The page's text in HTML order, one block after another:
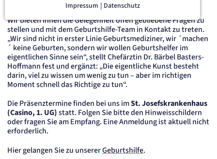
Wir bieten Ihnen die Gelegenheit offen gebliebene Fragen zu
stellen und mit dem Geburtshilfe-Team in Kontakt zu treten.
„Wir sind nicht in erster Linie Geburtsmediziner, wir ´machen
´ keine Geburten, sondern wir wollen Geburtshelfer im
eigentlichen Sinne sein“, stellt Chefärztin Dr. Bärbel Basters-
Hoffmann fest und ergänzt: „Die eigentliche Kunst besteht
darin, viel zu wissen um wenig zu tun – aber im richtigen
Moment schnell das Richtige zu tun“.
Die Präsenztermine finden bei uns imSt. Josefskrankenhaus
(Casino, 1. UG)statt. Folgen Sie bitte den Hinweisschildern
oder fragen Sie am Empfang. Eine Anmeldung ist aktuell nicht
erforderlich.
Hier gelangen Sie zu unsererGeburtshilfe.
NOTWENDIGE COOKIES
Notwendige Cookies ermöglichen
grundlegende Funktionen und sind für
die einwandfreie Funktion der Website
erforderlich.
Content-Management-System-
Cookie
Name:
fe_typo_user
Anbieter:
TYPO3
Dient der Identifizierung eines Anwenders und der besseren Bedienerführung.
Impressum | Datenschutz